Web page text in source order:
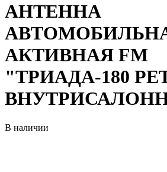
АНТЕННА
АКТИВНАЯ FM
"ТРИАДА-180
В наличии